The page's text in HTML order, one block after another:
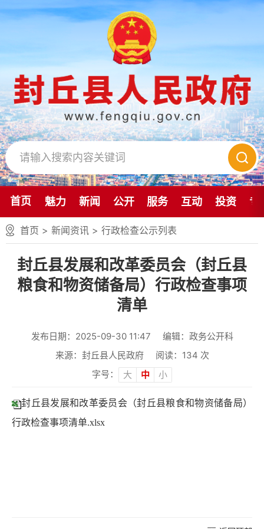
首页 魅力 新闻 公开 服务 互动 投资 专
首页 > 新闻资讯 > 行政检查公示列表
封丘县发展和改革委员会（封丘县
粮食和物资储备局）行政检查事项
清单
发布日期：2025-09-30 11:47
编辑：政务公开科
来源：封丘县人民政府
阅读： 134 次
字号：
大 中 小
封丘县发展和改革委员会（封丘县粮食和物资储备局）
行政检查事项清单.xlsx